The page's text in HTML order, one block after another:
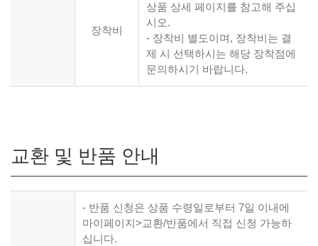
장착비
상품 상세 페이지를 참고해 주십
시오.
- 장착비 별도이며, 장착비는 결
제 시 선택하시는 해당 장착점에
문의하시기 바랍니다.
교환 및 반품 안내
- 반품 신청은 상품 수령일로부터 7일 이내에
마이페이지>교환/반품에서 직접 신청 가능하
십니다.